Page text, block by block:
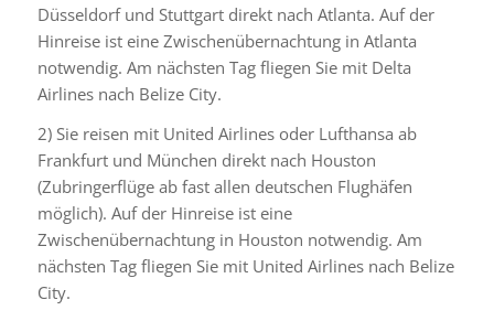
Düsseldorf und Stuttgart direkt nach Atlanta. Auf der
Hinreise ist eine Zwischenübernachtung in Atlanta
notwendig. Am nächsten Tag fliegen Sie mit Delta
Airlines nach Belize City.
2) Sie reisen mit United Airlines oder Lufthansa ab
Frankfurt und München direkt nach Houston
(Zubringerflüge ab fast allen deutschen Flughäfen
möglich). Auf der Hinreise ist eine
Zwischenübernachtung in Houston notwendig. Am
nächsten Tag fliegen Sie mit United Airlines nach Belize
City.